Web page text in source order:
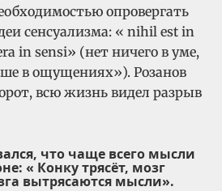
опровергать
сенсуализма: « nihil est in
in sensi» (нет ничего в уме,
в ощущениях»). Розанов
всю жизнь видел разрыв
что чаще всего мысли
« Конку трясёт, мозг
вытрясаются мысли».